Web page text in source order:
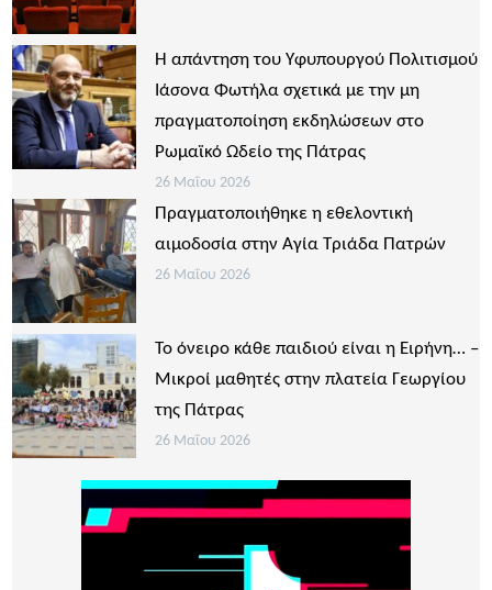
Η απάντηση του Υφυπουργού Πολιτισμού
Ιάσονα Φωτήλα σχετικά με την μη
πραγματοποίηση εκδηλώσεων στο
Ρωμαϊκό Ωδείο της Πάτρας
26 Μαΐου 2026
Πραγματοποιήθηκε η εθελοντική
αιμοδοσία στην Αγία Τριάδα Πατρών
26 Μαΐου 2026
Το όνειρο κάθε παιδιού είναι η Ειρήνη… –
Μικροί μαθητές στην πλατεία Γεωργίου
της Πάτρας
26 Μαΐου 2026